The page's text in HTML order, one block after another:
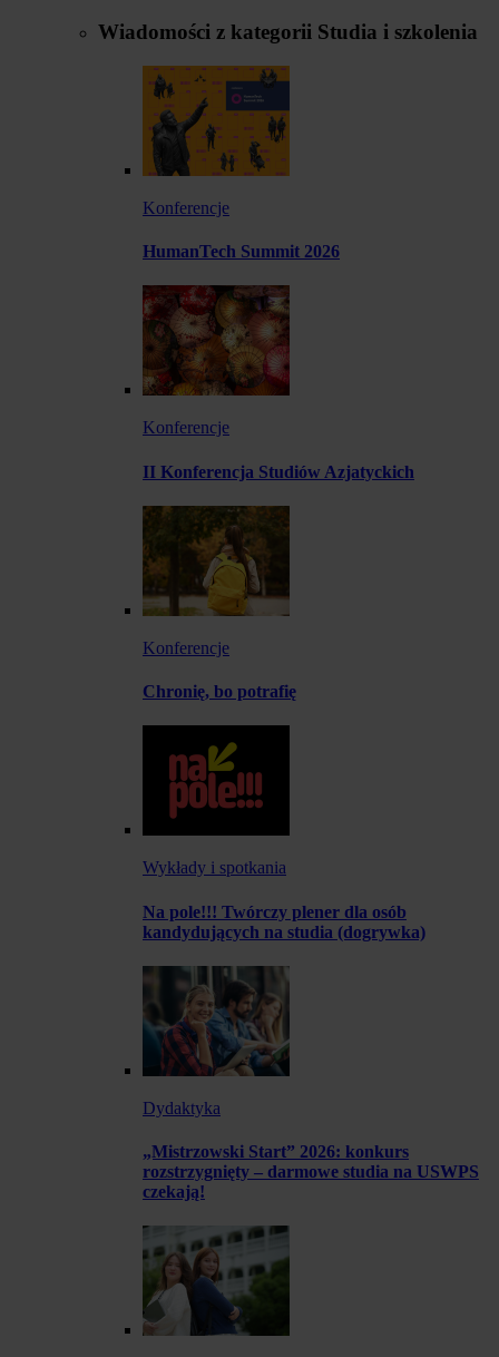
Wiadomości z kategorii Studia i szkolenia
Konferencje
HumanTech Summit 2026
Konferencje
II Konferencja Studiów Azjatyckich
Konferencje
Chronię, bo potrafię
Wykłady i spotkania
Na pole!!! Twórczy plener dla osób
kandydujących na studia (dogrywka)
Dydaktyka
„Mistrzowski Start” 2026: konkurs
rozstrzygnięty – darmowe studia na USWPS
czekają!